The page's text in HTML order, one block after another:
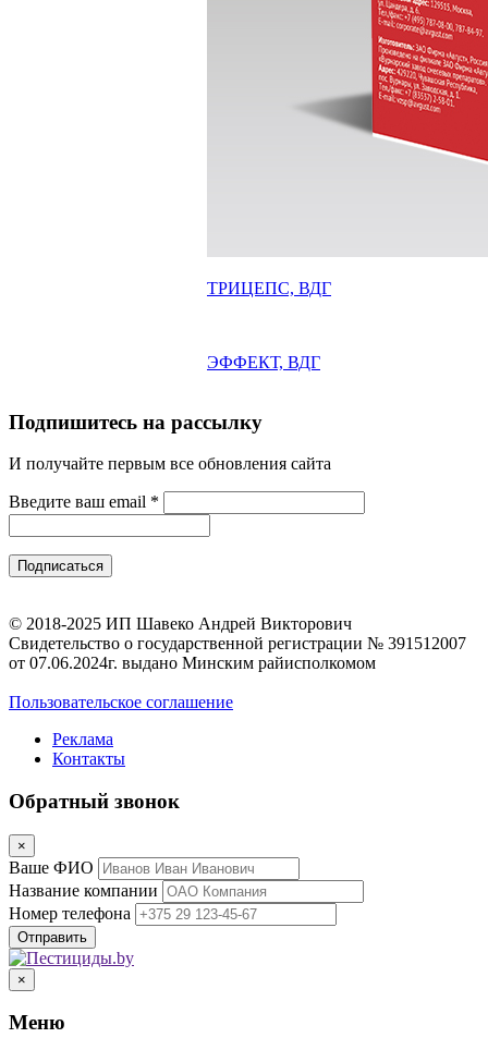
ТРИЦЕПС, ВДГ
ЭФФЕКТ, ВДГ
Подпишитесь на рассылку
И получайте первым все обновления сайта
Введите ваш email *
© 2018-2025 ИП Шавеко Андрей Викторович
Свидетельство о государственной регистрации № 391512007
от 07.06.2024г. выдано Минским райисполкомом
Пользовательское соглашение
Реклама
Контакты
Обратный звонок
×
Ваше ФИО
Название компании
Номер телефона
×
Меню